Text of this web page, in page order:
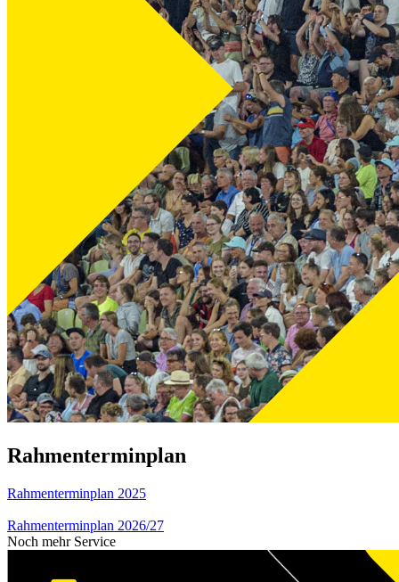
Rahmenterminplan
Rahmenterminplan 2025
Rahmenterminplan 2026/27
Noch mehr Service